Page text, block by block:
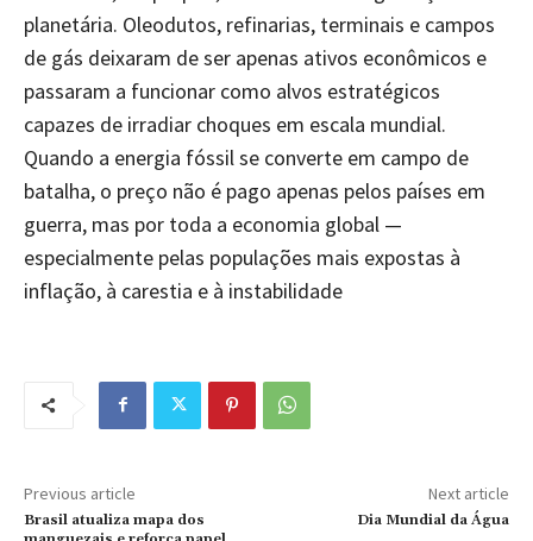
planetária. Oleodutos, refinarias, terminais e campos
de gás deixaram de ser apenas ativos econômicos e
passaram a funcionar como alvos estratégicos
capazes de irradiar choques em escala mundial.
Quando a energia fóssil se converte em campo de
batalha, o preço não é pago apenas pelos países em
guerra, mas por toda a economia global —
especialmente pelas populações mais expostas à
inflação, à carestia e à instabilidade
Previous article
Brasil atualiza mapa dos
Next article
Dia Mundial da Água